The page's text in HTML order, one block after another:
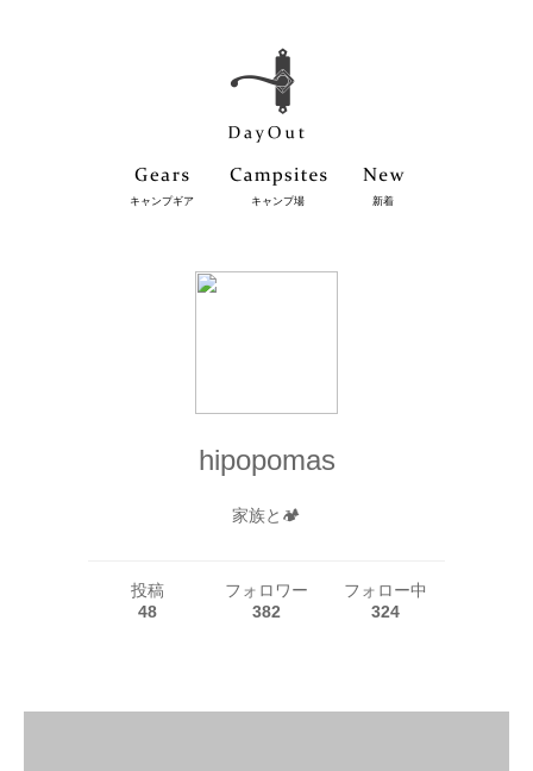
キャンプギア キャンプ場 新着
hipopomas
家族と🏕️
投稿
48
フォロワー
382
フォロー中
324